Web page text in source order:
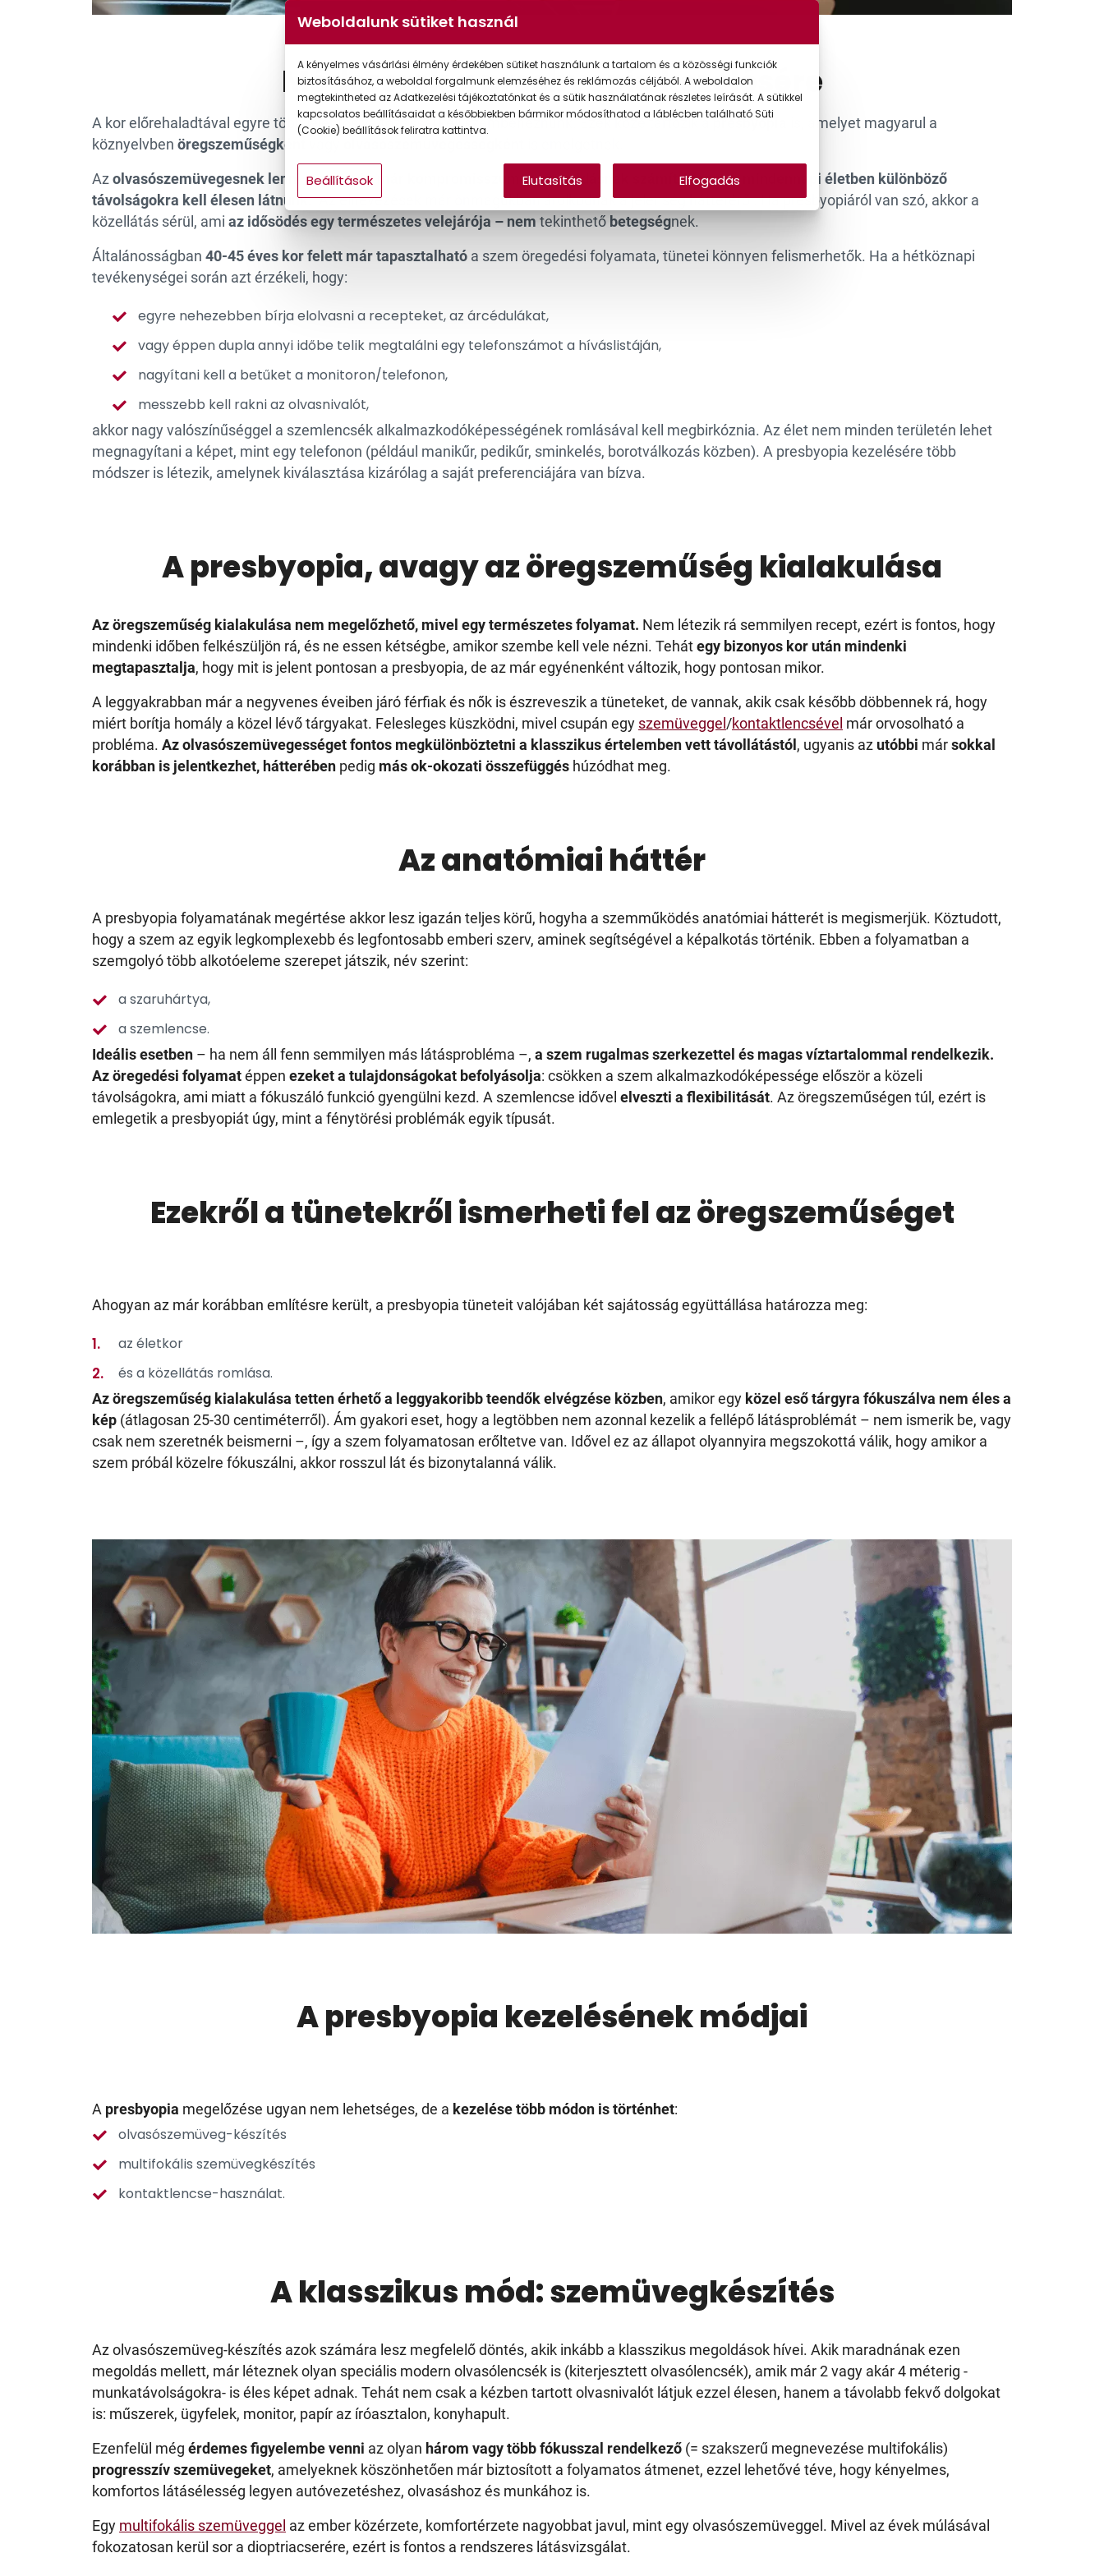
Gyermek
Módszerek a presbyopia kezelésére
A kor előrehaladtával egyre több jelentős változással kell szembenéznünk. Ezek közé tartozik apresbyopia
is, amelyet magyarul a
köznyelvben öregszeműségként
Az olvasószemüvegesnek lenni manapság már kompromisszumos megoldásnak számít, hiszen a mindennapi életben különböző
távolságokra kell élesen látnunk.Az elnevezések már önmagukban árulkodnak a jelenség hátteréről. Ha presbyopiáról van szó, akkor a
közellátás sérül, ami az idősödés egy természetes velejárója – nem tekinthető betegségnek.
Általánosságban 40-45 éves kor felett már tapasztalható a szem öregedési folyamata, tünetei könnyen felismerhetők. Ha a hétköznapi
tevékenységei során azt érzékeli, hogy:
egyre nehezebben bírja elolvasni a recepteket, az árcédulákat,
vagy éppen dupla annyi időbe telik megtalálni egy telefonszámot a híváslistáján,
nagyítani kell a betűket a monitoron/telefonon,
messzebb kell rakni az olvasnivalót,
akkor nagy valószínűséggel a szemlencsék alkalmazkodóképességének romlásával kell megbirkóznia. Az élet nem minden területén lehet
megnagyítani a képet, mint egy telefonon (például manikűr, pedikűr, sminkelés, borotválkozás közben). A presbyopia kezelésére több
módszer is létezik, amelynek kiválasztása kizárólag a saját preferenciájára van bízva.
A presbyopia, avagy az öregszeműség kialakulása
Az öregszeműség kialakulása nem megelőzhető, mivel egy természetes folyamat. Nem létezik rá semmilyen recept, ezért is fontos, hogy
mindenki időben felkészüljön rá, és ne essen kétségbe, amikor szembe kell vele nézni. Tehátegy bizonyos kor után mindenki
megtapasztalja, hogy mit is jelent pontosan a presbyopia, de az már egyénenként változik, hogy pontosan mikor.
A leggyakrabban már a negyvenes éveiben járó férfiak és nők is észreveszik a tüneteket, de vannak, akik csak később döbbennek rá, hogy
miért borítja homály a közel lévő tárgyakat. Felesleges küszködni, mivel csupán egy szemüveggel /kontaktlencsével már orvosolható a
probléma. Az olvasószemüvegességet fontos megkülönböztetni a klasszikus értelemben vett távollátástól , ugyanis az utóbbi mársokkal
korábban is jelentkezhet, hátterében pedig más ok-okozati összefüggés húzódhat meg.
Az anatómiai háttér
A presbyopia folyamatának megértése akkor lesz igazán teljes körű, hogyha a szemműködés anatómiai hátterét is megismerjük. Köztudott,
hogy a szem az egyik legkomplexebb és legfontosabb emberi szerv, aminek segítségével a képalkotás történik. Ebben a folyamatban a
szemgolyó több alkotóeleme szerepet játszik, név szerint:
a szaruhártya,
a szemlencse.
Ideális esetben – ha nem áll fenn semmilyen más látásprobléma –, a szem rugalmas szerkezettel és magas víztartalommal rendelkezik.
Az öregedési folyamatéppen ezeket a tulajdonságokat befolyásolja: csökken a szem alkalmazkodóképessége először a közeli
távolságokra, ami miatt a fókuszáló funkció gyengülni kezd. A szemlencse idővel elveszti a flexibilitását. Az öregszeműségen túl, ezért is
emlegetik a presbyopiát úgy, mint a fénytörési problémák egyik típusát.
Ezekről a tünetekről ismerheti fel az öregszeműséget
Ahogyan az már korábban említésre került, a presbyopia tüneteit valójában két sajátosság együttállása határozza meg:
az életkor
és a közellátás romlása.
Az öregszeműség kialakulása tetten érhető a leggyakoribb teendők elvégzése közben, amikor egy közel eső tárgyra fókuszálva nem éles a
kép (átlagosan 25-30 centiméterről). Ám gyakori eset, hogy a legtöbben nem azonnal kezelik a fellépő látásproblémát – nem ismerik be, vagy
csak nem szeretnék beismerni –, így a szem folyamatosan erőltetve van. Idővel ez az állapot olyannyira megszokottá válik, hogy amikor a
szem próbál közelre fókuszálni, akkor rosszul lát és bizonytalanná válik.
A presbyopia kezelésének módjai
A presbyopia megelőzése ugyan nem lehetséges, de a kezelése több módon is történhet:
olvasószemüveg-készítés
multifokális szemüvegkészítés
kontaktlencse-használat.
A klasszikus mód: szemüvegkészítés
Az olvasószemüveg-készítés azok számára lesz megfelelő döntés, akik inkább a klasszikus megoldások hívei. Akik maradnának ezen
megoldás mellett, már léteznek olyan speciális modern olvasólencsék is (kiterjesztett olvasólencsék), amik már 2 vagy akár 4 méterig -
munkatávolságokra- is éles képet adnak. Tehát nem csak a kézben tartott olvasnivalót látjuk ezzel élesen, hanem a távolabb fekvő dolgokat
is: műszerek, ügyfelek, monitor, papír az íróasztalon, konyhapult.
Ezenfelül még érdemes figyelembe venni az olyan három vagy több fókusszal rendelkező (= szakszerű megnevezése multifokális)
progresszív szemüvegeket, amelyeknek köszönhetően már biztosított a folyamatos átmenet, ezzel lehetővé téve, hogy kényelmes,
komfortos látásélesség legyen autóvezetéshez, olvasáshoz és munkához is.
Egy multifokális szemüveggel az ember közérzete, komfortérzete nagyobbat javul, mint egy olvasószemüveggel. Mivel az évek múlásával
fokozatosan kerül sor a dioptriacserére, ezért is fontos a rendszeres látásvizsgálat.
Weboldalunk sütiket használ
A kényelmes vásárlási élmény érdekében sütiket használunk a tartalom és a közösségi funkciók
biztosításához, a weboldal forgalmunk elemzéséhez és reklámozás céljából. A weboldalon
megtekintheted az Adatkezelési tájékoztatónkat és a sütik használatának részletes leírását. A sütikkel
kapcsolatos beállításaidat a későbbiekben bármikor módosíthatod a láblécben található Süti
(Cookie) beállítások feliratra kattintva.
Beállítások Elutasítás Elfogadás